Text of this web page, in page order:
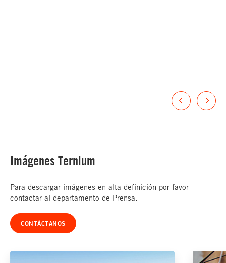
Imágenes Ternium
Para descargar imágenes en alta definición por favor
contactar al departamento de Prensa.
CONTÁCTANOS